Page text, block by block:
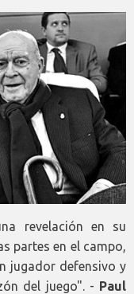
revelación en su
partes en el campo,
jugador defensivo y
del juego". - Paul